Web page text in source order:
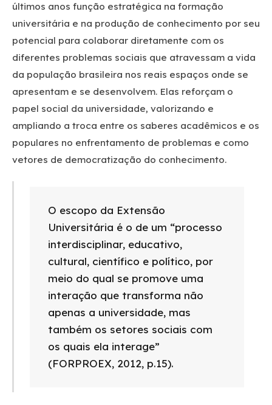
últimos anos função estratégica na formação
universitária e na produção de conhecimento por seu
potencial para colaborar diretamente com os
diferentes problemas sociais que atravessam a vida
da população brasileira nos reais espaços onde se
apresentam e se desenvolvem. Elas reforçam o
papel social da universidade, valorizando e
ampliando a troca entre os saberes acadêmicos e os
populares no enfrentamento de problemas e como
vetores de democratização do conhecimento.
O escopo da Extensão
Universitária é o de um “processo
interdisciplinar, educativo,
cultural, científico e político, por
meio do qual se promove uma
interação que transforma não
apenas a universidade, mas
também os setores sociais com
os quais ela interage”
(FORPROEX, 2012, p.15).